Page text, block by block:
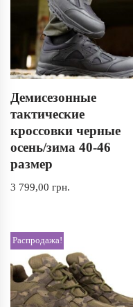
Демисезонные
тактические
кроссовки черные
осень/зима 40-46
размер
3 799,00 грн.
Распродажа!